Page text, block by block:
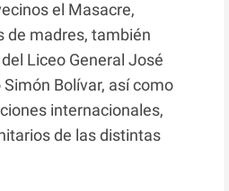
el Masacre,
de madres, también
Liceo General José
Bolívar, así como
internacionales,
de las distintas